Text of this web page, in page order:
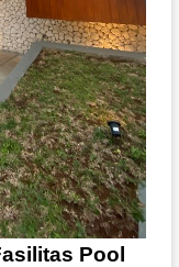
Pool